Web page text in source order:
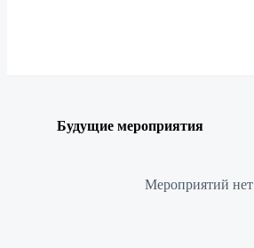
Будущие мероприятия
Мероприятий нет